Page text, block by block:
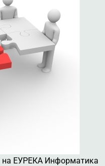
на ЕУРЕКА Информатика